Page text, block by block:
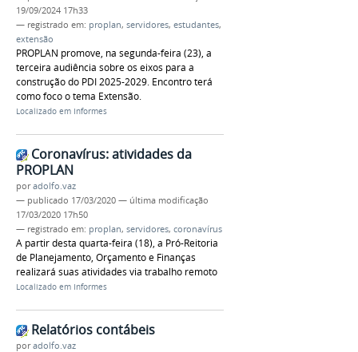
19/09/2024 17h33
— registrado em: proplan, servidores, estudantes,
extensão
PROPLAN promove, na segunda-feira (23), a
terceira audiência sobre os eixos para a
construção do PDI 2025-2029. Encontro terá
como foco o tema Extensão.
Localizado em Informes
Coronavírus: atividades da
PROPLAN
poradolfo.vaz
— publicado 17/03/2020 — última modificação
17/03/2020 17h50
— registrado em: proplan, servidores, coronavírus
A partir desta quarta-feira (18), a Pró-Reitoria
de Planejamento, Orçamento e Finanças
realizará suas atividades via trabalho remoto
Localizado em Informes
Relatórios contábeis
poradolfo.vaz